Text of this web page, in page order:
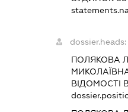
dossier.heads:
ПОЛЯКОВА
ВІДОМОСТІ